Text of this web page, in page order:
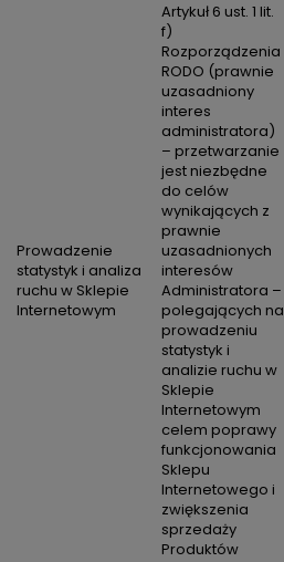
Prowadzenie
statystyk i analiza
ruchu w Sklepie
Internetowym
Artykuł 6 ust. 1 lit.
f)
Rozporządzenia
RODO (prawnie
uzasadniony
interes
administratora)
– przetwarzanie
jest niezbędne
do celów
wynikających z
prawnie
uzasadnionych
interesów
Administratora –
polegających na
prowadzeniu
statystyk i
analizie ruchu w
Sklepie
Internetowym
celem poprawy
funkcjonowania
Sklepu
Internetowego i
zwiększenia
sprzedaży
Produktów